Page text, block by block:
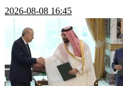
2026-08-08 16:45